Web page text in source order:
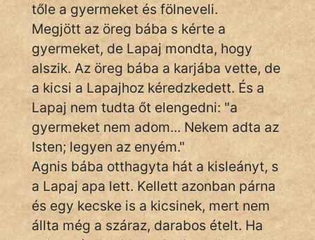
tőle a gyermeket és fölneveli.
Megjött az öreg bába s kérte a
gyermeket, de Lapaj mondta, hogy
alszik. Az öreg bába a karjába vette, de
a kicsi a Lapajhoz kéredzkedett. És a
Lapaj nem tudta őt elengedni: "a
gyermeket nem adom... Nekem adta az
Isten; legyen az enyém."
Agnis bába otthagyta hát a kisleányt, s
a Lapaj apa lett. Kellett azonban párna
és egy kecske is a kicsinek, mert nem
állta még a száraz, darabos ételt. Ha